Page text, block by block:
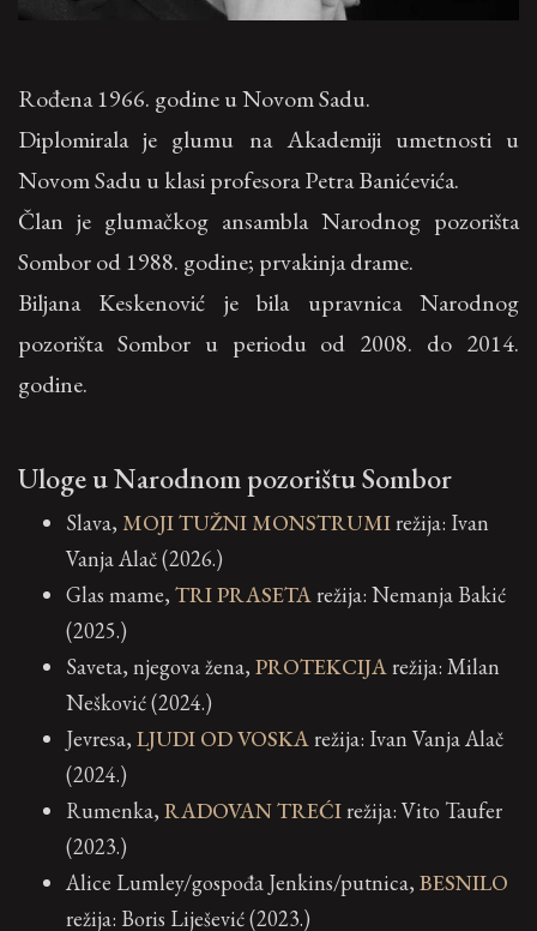
Rođena 1966. godine u Novom Sadu.
Diplomirala je glumu na Akademiji umetnosti u
Novom Sadu u klasi profesora Petra Banićevića.
Član je glumačkog ansambla Narodnog pozorišta
Sombor od 1988. godine; prvakinja drame.
Biljana Keskenović je bila upravnica Narodnog
pozorišta Sombor u periodu od 2008. do 2014.
godine.
Uloge u Narodnom pozorištu Sombor
Slava, MOJI TUŽNI MONSTRUMIrežija: Ivan
Vanja Alač (2026.)
Glas mame, TRI PRASETArežija: Nemanja Bakić
(2025.)
Saveta, njegova žena, PROTEKCIJArežija: Milan
Nešković (2024.)
Jevresa, LJUDI OD VOSKArežija: Ivan Vanja Alač
(2024.)
Rumenka, RADOVAN TREĆIrežija: Vito Taufer
(2023.)
Alice Lumley/gospođa Jenkins/putnica, BESNILO
režija: Boris Liješević (2023.)